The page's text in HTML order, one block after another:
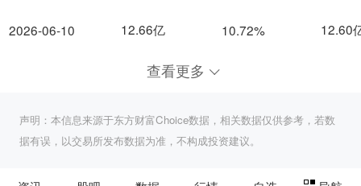
2026-06-10 12.66亿 10.72% 12.60
查看更多
声明：本信息来源于东方财富Choice数据，相关数据仅供参考，若数
据有误，以交易所发布数据为准，不构成投资建议。